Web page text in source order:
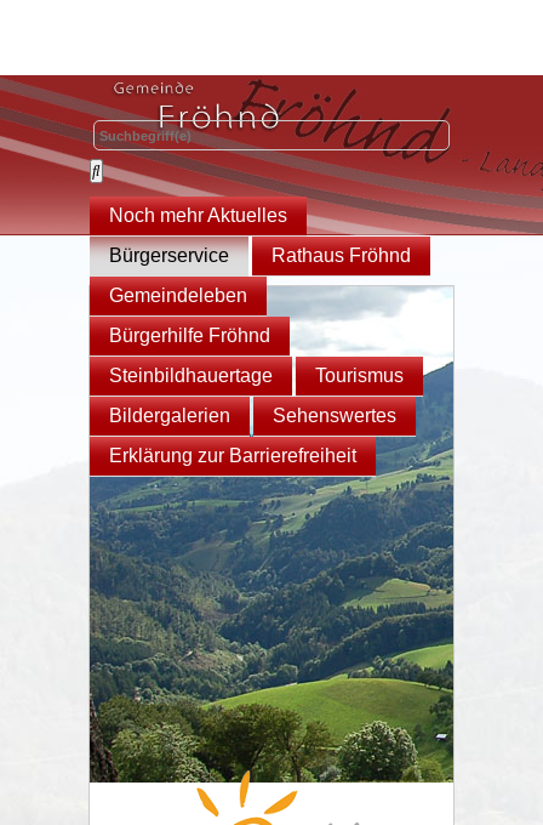
Noch mehr Aktuelles
Bürgerservice
Rathaus Fröhnd
Gemeindeleben
Bürgerhilfe Fröhnd
Steinbildhauertage
Tourismus
Bildergalerien
Sehenswertes
Erklärung zur Barrierefreiheit